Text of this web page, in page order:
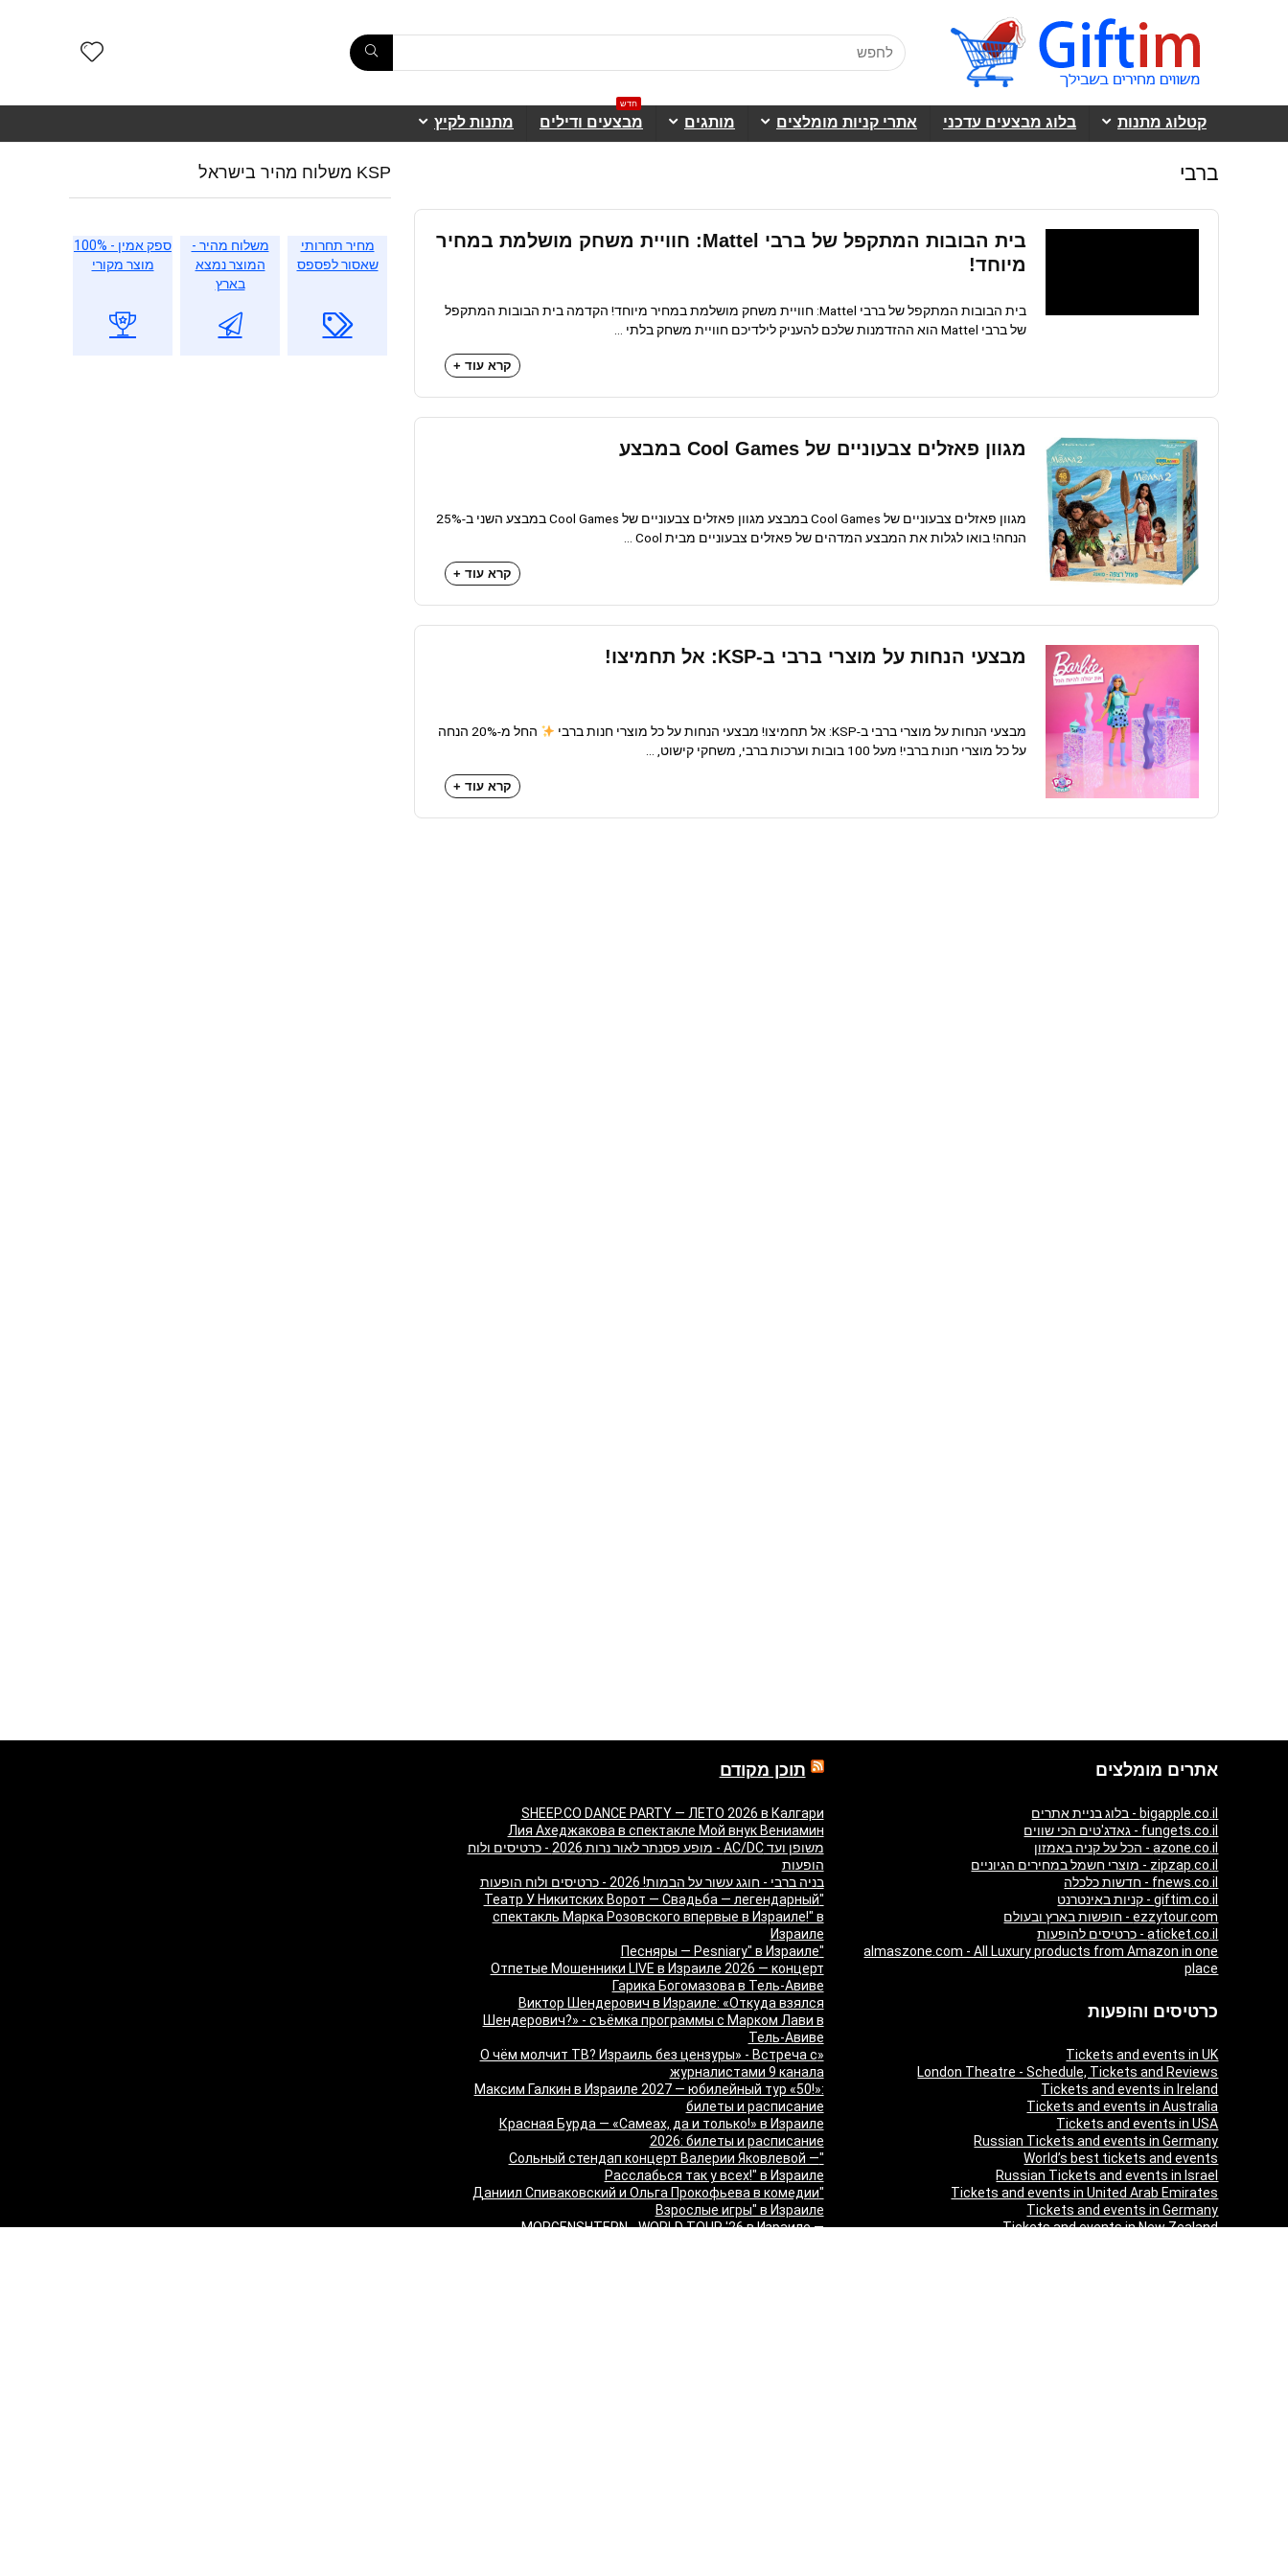
קטלוג מתנות בלוג מבצעים עדכני אתרי קניות מומלצים מותגים מבצעים ודילים
חדש
מתנות לקיץ
ברבי
בית הבובות המתקפל של ברבי Mattel: חוויית משחק מושלמת במחיר
מיוחד!
בית הבובות המתקפל של ברבי Mattel: חוויית משחק מושלמת במחיר מיוחד! הקדמה בית הבובות המתקפל
של ברבי Mattel הוא ההזדמנות שלכם להעניק לילדיכם חוויית משחק בלתי ...
קרא עוד +
מגוון פאזלים צבעוניים של Cool Games במבצע
מגוון פאזלים צבעוניים של Cool Games במבצע מגוון פאזלים צבעוניים של Cool Games במבצע השני ב-25%
הנחה! בואו לגלות את המבצע המדהים של פאזלים צבעוניים מבית Cool ...
קרא עוד +
מבצעי הנחות על מוצרי ברבי ב-KSP: אל תחמיצו!
מבצעי הנחות על מוצרי ברבי ב-KSP: אל תחמיצו! מבצעי הנחות על כל מוצרי חנות ברבי
החל מ-20% הנחה
על כל מוצרי חנות ברבי! מעל 100 בובות וערכות ברבי, משחקי קישוט, ...
קרא עוד +
KSP משלוח מהיר בישראל
מחיר תחרותי
שאסור לפספס
משלוח מהיר -
המוצר נמצא
בארץ
ספק אמין - 100%
מוצר מקורי
אתרים מומלצים
bigapple.co.il - בלוג בניית אתרים
fungets.co.il - גאדג'טים הכי שווים
azone.co.il - הכל על קניה באמזון
zipzap.co.il - מוצרי חשמל במחירים הגיוניים
fnews.co.il - חדשות כלכלה
giftim.co.il - קניות באינטרנט
ezzytour.com - חופשות בארץ ובעולם
aticket.co.il - כרטיסים להופעות
almaszone.com - All Luxury products from Amazon in one
place
כרטיסים והופעות
Tickets and events in UK
London Theatre - Schedule, Tickets and Reviews
Tickets and events in Ireland
Tickets and events in Australia
Tickets and events in USA
Russian Tickets and events in Germany
World’s best tickets and events
Russian Tickets and events in Israel
Tickets and events in United Arab Emirates
Tickets and events in Germany
Tickets and events in New Zealand
תוכן מקודם
SHEEP.CO DANCE PARTY — ЛЕТО 2026 в Калгари
Лия Ахеджакова в спектакле Мой внук Вениамин
משופן ועד AC/DC - מופע פסנתר לאור נרות 2026 - כרטיסים ולוח
הופעות
בניה ברבי - חוגג עשור על הבמות! 2026 - כרטיסים ולוח הופעות
"Театр У Никитских Ворот — Свадьба — легендарный
спектакль Марка Розовского впервые в Израиле!" в
Израиле
"Песняры — Pesniary" в Израиле
Отпетые Мошенники LIVE в Израиле 2026 — концерт
Гарика Богомазова в Тель-Авиве
Виктор Шендерович в Израиле: «Откуда взялся
Шендерович?» - съёмка программы с Марком Лави в
Тель-Авиве
«О чём молчит ТВ? Израиль без цензуры» - Встреча с
журналистами 9 канала
Максим Галкин в Израиле 2027 — юбилейный тур «50!»:
билеты и расписание
Красная Бурда — «Самеах, да и только!» в Израиле
2026: билеты и расписание
"Сольный стендап концерт Валерии Яковлевой —
Расслабься так у всех!" в Израиле
"Даниил Спиваковский и Ольга Прокофьева в комедии
Взрослые игры" в Израиле
MORGENSHTERN - WORLD TOUR '26 в Израиле —